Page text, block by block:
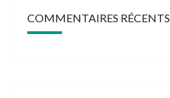
COMMENTAIRES RÉCENTS